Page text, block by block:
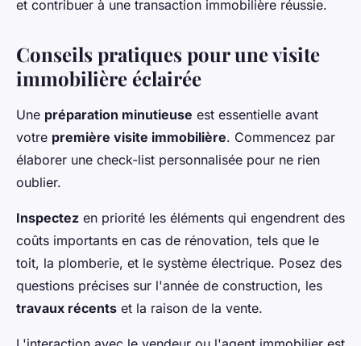
et contribuer à une transaction immobilière réussie.
Conseils pratiques pour une visite
immobilière éclairée
Une préparation minutieuse est essentielle avant
votre première visite immobilière. Commencez par
élaborer une check-list personnalisée pour ne rien
oublier.
Inspectez en priorité les éléments qui engendrent des
coûts importants en cas de rénovation, tels que le
toit, la plomberie, et le système électrique. Posez des
questions précises sur l'année de construction, les
travaux récents et la raison de la vente.